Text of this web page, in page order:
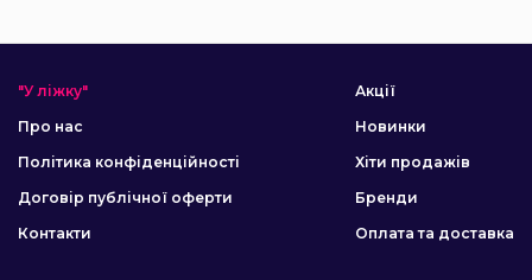
"У ліжку"
Про нас
Політика конфіденційності
Договір публічної оферти
Контакти
Акції
Новинки
Хіти продажів
Бренди
Оплата та доставка